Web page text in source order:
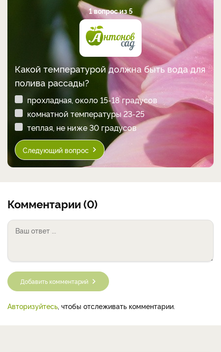
1 вопрос из 5
Какой температурой должна быть вода для
полива рассады?
прохладная, около 15-18 градусов
комнатной температуры 23-25
теплая, не ниже 30 градусов
Следующий вопрос
Комментарии (0)
Добавить комментарий
Авторизуйтесь, чтобы отслеживать комментарии.